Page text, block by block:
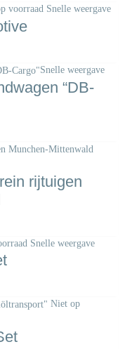
voorraad Snelle weergave
Snelle weergave
“DB-
rijtuigen
Snelle weergave
Niet op